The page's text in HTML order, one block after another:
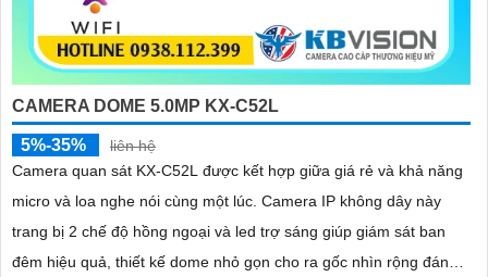
CAMERA DOME 5.0MP KX-C52L
5%-35%
liên hệ
Camera quan sát KX-C52L được kết hợp giữa giá rẻ và khả năng
micro và loa nghe nói cùng một lúc. Camera IP không dây này
trang bị 2 chế độ hồng ngoại và led trợ sáng giúp giám sát ban
đêm hiệu quả, thiết kế dome nhỏ gọn cho ra gốc nhìn rộng đáng